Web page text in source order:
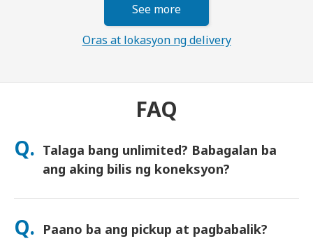
See more
Oras at lokasyon ng delivery
FAQ
Q. Talaga bang unlimited? Babagalan ba
ang aking bilis ng koneksyon?
Oo. itoy tunay na unlimited at hindi namin ipinapatupad ang
ng bilis. Maari mong gamitin ang data nang walang hanggan,
Q. Paano ba ang pickup at pagbabalik?